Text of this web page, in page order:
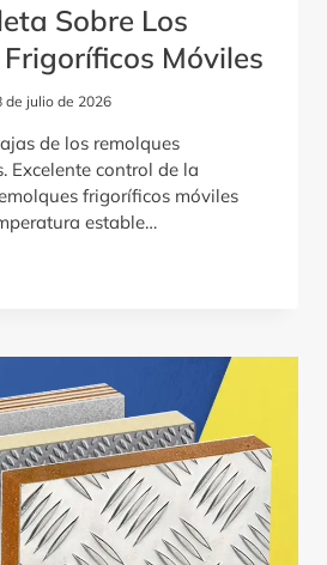
Sobre Los
Móviles
de julio de 2026
de los remolques
Excelente control de la
frigoríficos móviles
estable…